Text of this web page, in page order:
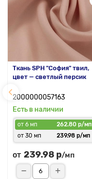
Ткань SPH "София" твил,
цвет — светлый персик
2000000057163
Есть в наличии
от 6 мп
262.80 р/мп
от 30 мп
239.98 р/мп
от 239.98 р/мп